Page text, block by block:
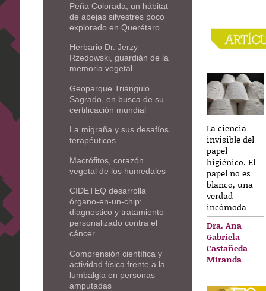
La ciencia
invisible del
papel
higiénico. El
papel no es
blanco, una
verdad
incómoda
Dra. Ana
Gabriela
Castañeda
Miranda
Peña Colorada, un hábitat
de abejas silvestres poco
explorado en Querétaro
Herbario Dr. Jerzy
Rzedowski, guardián de la
memoria vegetal
Geoparque Triángulo
Sagrado, en busca de su
certificación mundial
La migraña y sus desafíos
terapéuticos
Macrófitos, corazón
vegetal de los humedales
CIDETEQ desarrolla
órgano-en-un-chip:
diagnostico y tratamiento
personalizado contra el
cáncer
Comprensión científica y
actividad física frente a la
lumbalgia en personas
amputadas